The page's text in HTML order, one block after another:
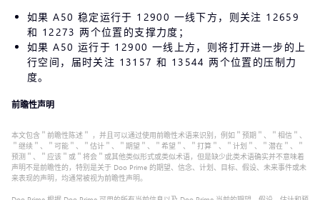
如果 A50 稳定运行于 12900 一线下方，则关注 12659
和 12273 两个位置的支撑力度；
如果 A50 运行于 12900 一线上方，则将打开进一步的上
行空间，届时关注 13157 和 13544 两个位置的压制力
度。
前瞻性声明
本文包含＂前瞻性陈述＂ ，并且可以通过使用前瞻性术语来识别，例如＂预期＂、＂相信＂、
＂继续＂、＂可能＂、＂估计＂、＂期望＂、＂希望＂、＂打算＂、＂计划＂、＂潜在＂、＂
预测＂、＂应该＂或＂将会＂或其他类似形式或类似术语，但是缺少此类术语确实并不意味着
声明不是前瞻性的，特别是关于 Doo Prime 的期望、信念、计划、目标、假设、未来事件或未
来表现的声明，均通常被视为前瞻性声明。